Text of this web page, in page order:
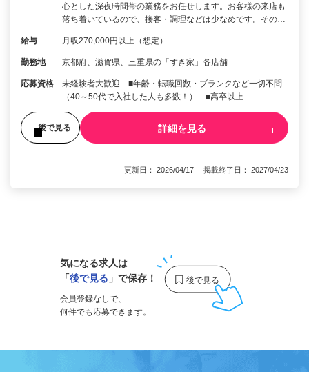
心とした深夜時間帯の業務をお任せします。お客様の来店も
落ち着いているので、接客・調理などは少なめです。その…
給与 月収270,000円以上（想定）
勤務地 京都府、滋賀県、三重県の「すき家」各店舗
応募資格
未経験者大歓迎 ■年齢・転職回数・ブランクなど一切不問
（40～50代で入社した人も多数！） ■高卒以上
後で見る 詳細を見る
更新日： 2026/04/17 掲載終了日： 2027/04/23
気になる求人は
「後で見る 」で保存！
会員登録なしで、
何件でも応募できます。